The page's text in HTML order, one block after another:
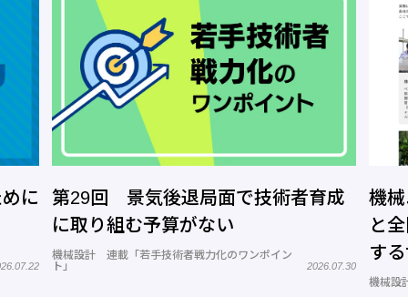
に
第29回 景気後退局面で技術者育成
に取り組む予算がない
機械設計 連載「若手技術者戦力化のワンポイン
ト」
2026.07.30
機
と
す
ト
機械設